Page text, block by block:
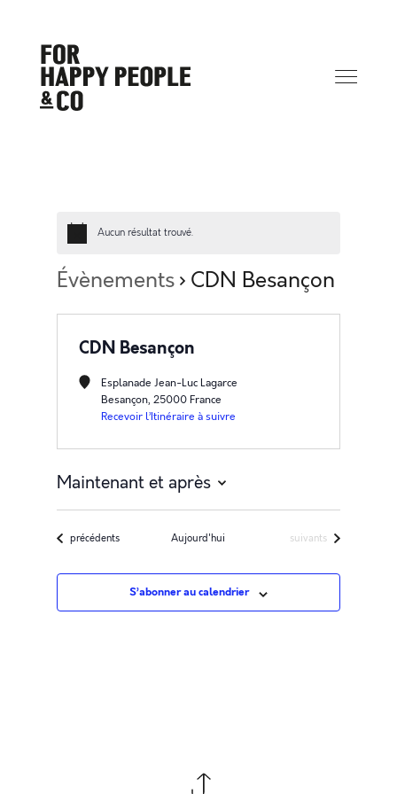
Aucun résultat trouvé.
Évènements CDN Besançon
CDN Besançon
Esplanade Jean-Luc Lagarce
Besançon, 25000 France
Recevoir l’Itinéraire à suivre
Maintenant et après
Sélectionnez
uneÉvènements
précédents Aujourd'hui Évènements
suivants
S’abonner au calendrier